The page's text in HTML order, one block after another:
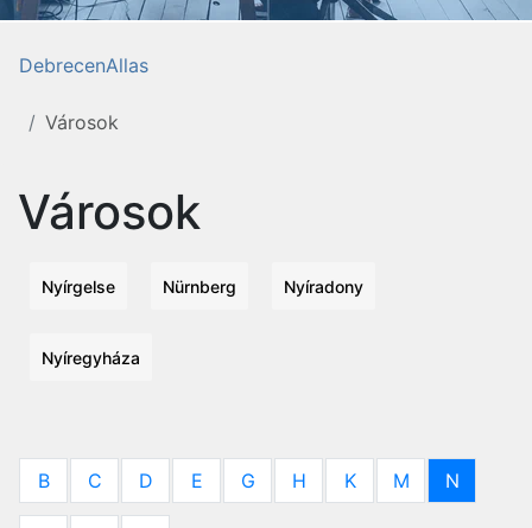
DebrecenAllas
Városok
Városok
Nyírgelse Nürnberg Nyíradony
Nyíregyháza
B C D E G H K M N